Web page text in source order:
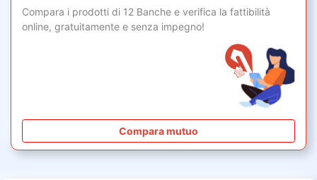
Compara i prodotti di 12 Banche e verifica la fattibilità
online, gratuitamente e senza impegno!
Compara mutuo